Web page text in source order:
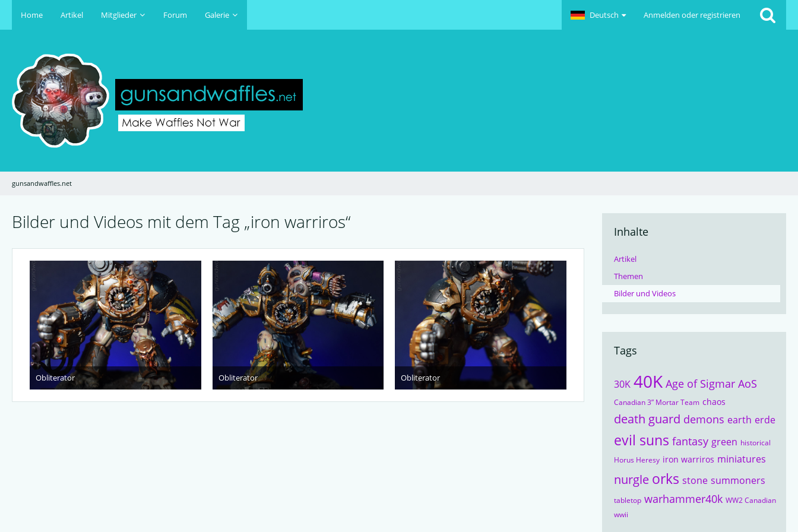
Home Artikel Mitglieder Forum Galerie Deutsch Anmelden oder registrieren
gunsandwaffles.net
Bilder und Videos mit dem Tag „iron warriros“
Obliterator
6. Januar 2021
Obliterator
6. Januar 2021
Obliterator
6. Januar 2021
Inhalte
Artikel
Themen
Bilder und Videos
Tags
30K 40K Age of Sigmar AoS
Canadian 3” Mortar Team chaos
death guard demons earth erde
evil suns fantasy green historical
Horus Heresy iron warriros miniatures
nurgle orks stone summoners
tabletop warhammer40k WW2 Canadian
wwii